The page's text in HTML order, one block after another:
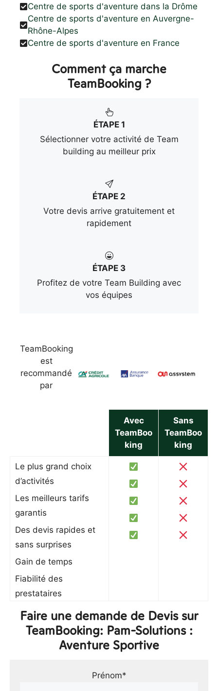
Centre de sports d'aventure dans la Drôme
Centre de sports d'aventure en Auvergne-
Rhône-Alpes
Centre de sports d'aventure en France
Comment ça marche
TeamBooking ?
ÉTAPE 1
Sélectionner votre activité de Team
building au meilleur prix
ÉTAPE 2
Votre devis arrive gratuitement et
rapidement
ÉTAPE 3
Profitez de votre Team Building avec
vos équipes
TeamBooking
est
recommandé
par
Avec
TeamBoo
king
Sans
TeamBoo
king
Le plus grand choix
d’activités
Les meilleurs tarifs
garantis
Des devis rapides et
sans surprises
Gain de temps
Fiabilité des
prestataires
Faire une demande de Devis sur
TeamBooking: Pam-Solutions :
Aventure Sportive
Prénom*